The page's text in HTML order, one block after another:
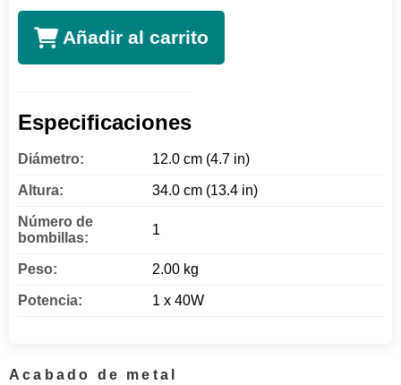
Añadir al carrito
Especificaciones
Diámetro: 12.0 cm (4.7 in)
Altura: 34.0 cm (13.4 in)
Número de
bombillas:
1
Peso: 2.00 kg
Potencia: 1 x 40W
Acabado de metal